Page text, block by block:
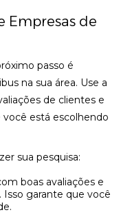
Empresas de
passo é
na sua área. Use a
de clientes e
você está escolhendo
sua pesquisa:
boas avaliações e
garante que você